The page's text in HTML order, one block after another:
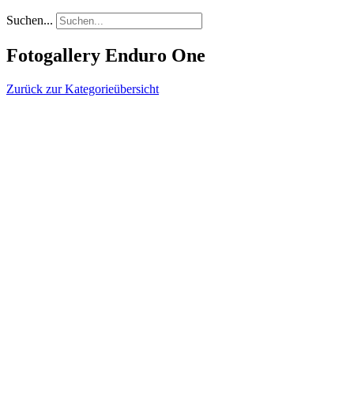
Suchen...
Fotogallery Enduro One
Zurück zur Kategorieübersicht